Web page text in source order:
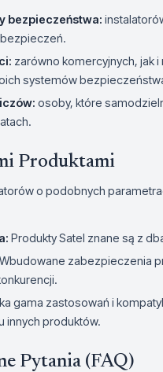
bezpieczeństwa:
zarówno komercyjnych, jak
systemów
osoby, które
Produktami
o podobnych
Produkty Satel znane są z
Wbudowane zabezpieczenia
gama zastosowań i
innych produktów.
Pytania (FAQ)